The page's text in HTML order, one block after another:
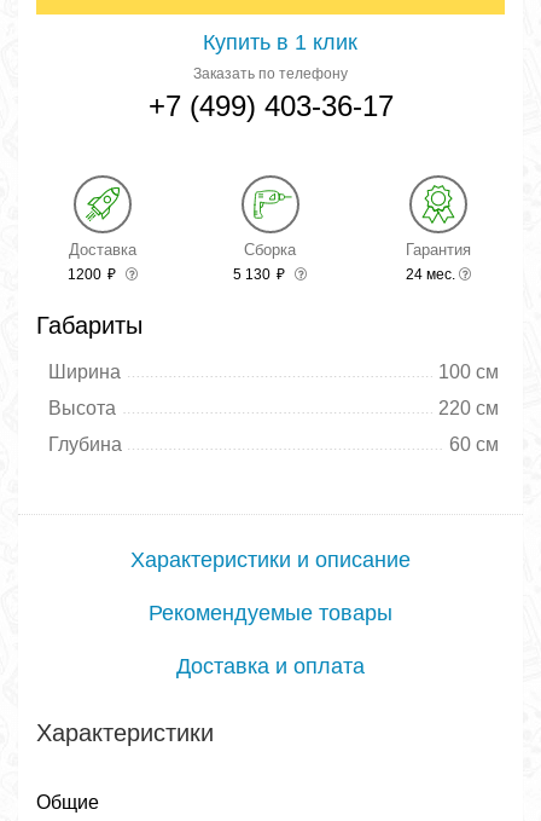
Купить в 1 клик
Заказать по телефону
+7 (499) 403-36-17
Доставка
1200 ₽
Сборка
5 130 ₽
Гарантия
24 мес.
Габариты
Ширина
100 см
Высота
220 см
Глубина
60 см
Характеристики и описание
Рекомендуемые товары
Доставка и оплата
Характеристики
Общие